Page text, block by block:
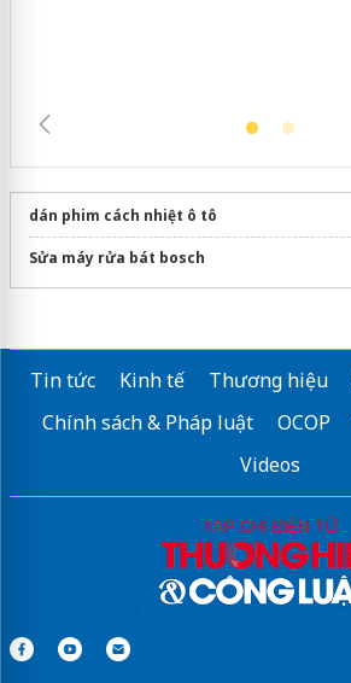
dán phim cách nhiệt ô tô
Sửa máy rửa bát bosch
Tin tức Kinh tế Thương hiệu
Chính sách & Pháp luật
OCOP
Videos